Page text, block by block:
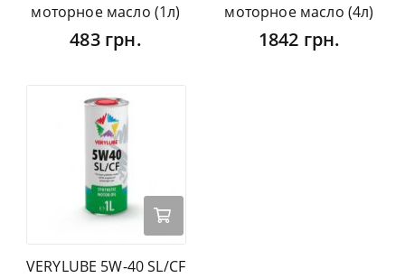
моторное масло (1л)
483 грн.
моторное масло (4л)
1842 грн.
VERYLUBE 5W-40 SL/CF